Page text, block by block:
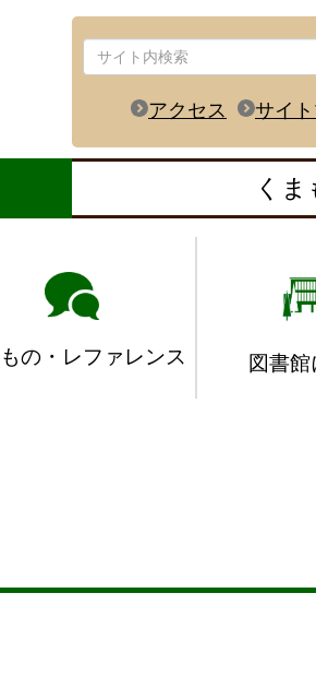
アクセス サイ
く
の・レファレンス 図書館